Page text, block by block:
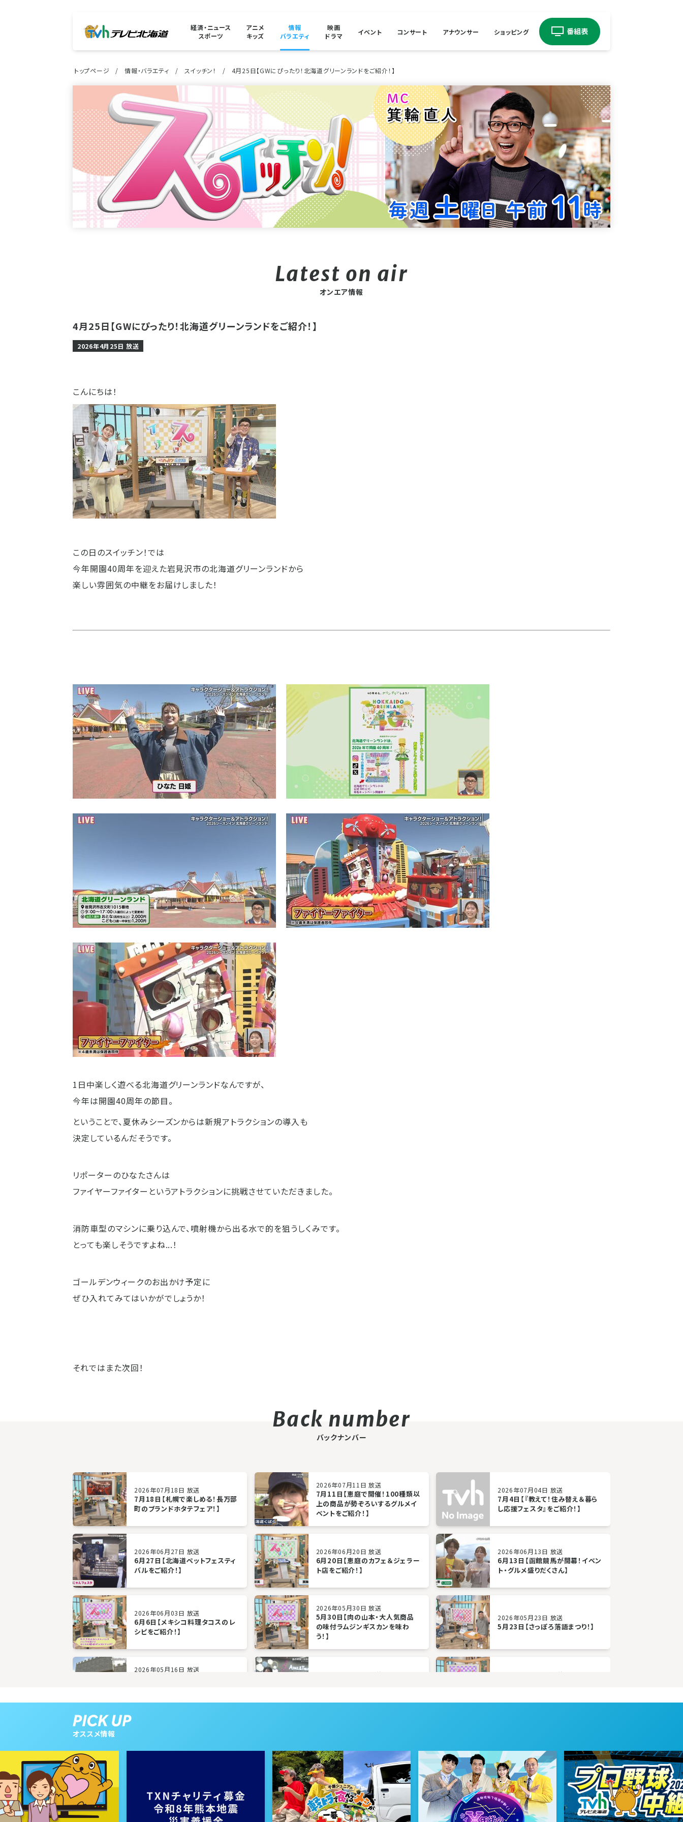
経済・ニュース
スポーツ
アニメ
キッズ
情報
バラエティ
映画
ドラマ
イベント コンサート アナウンサー ショッピング
トップページ 情報・バラエティ スイッチン！ 4月25日【GWにぴったり！北海道グリーンランドをご紹介！】
オンエア情報
4月25日【GWにぴったり！北海道グリーンランドをご紹介！】
2026年4月25日 放送
こんにちは！
この日のスイッチン！では
今年開園40周年を迎えた岩見沢市の北海道グリーンランドから
楽しい雰囲気の中継をお届けしました！
1日中楽しく遊べる北海道グリーンランドなんですが、
今年は開園40周年の節目。
ということで、夏休みシーズンからは新規アトラクションの導入も
決定しているんだそうです。
リポーターのひなたさんは
ファイヤーファイターというアトラクションに挑戦させていただきました。
消防車型のマシンに乗り込んで、噴射機から出る水で的を狙うしくみです。
とっても楽しそうですよね...！
ゴールデンウィークのお出かけ予定に
ぜひ入れてみてはいかがでしょうか！
それではまた次回！
バックナンバー
2026年07月18日 放送
7月18日【札幌で楽しめる！長万部
町のブランドホタテフェア！】
2026年07月11日 放送
7月11日【恵庭で開催！100種類以
上の商品が勢ぞろいするグルメイ
ベントをご紹介！】
2026年07月04日 放送
7月4日【『教えて！住み替え＆暮ら
し応援フェスタ』をご紹介！】
2026年06月27日 放送
6月27日【北海道ペットフェスティ
バルをご紹介！】
2026年06月20日 放送
6月20日【恵庭のカフェ＆ジェラー
ト店をご紹介！】
2026年06月13日 放送
6月13日【函館競馬が開幕！イベン
ト・グルメ盛りだくさん】
2026年06月03日 放送
6月6日【メキシコ料理タコスのレ
シピをご紹介！】
2026年05月30日 放送
5月30日【肉の山本・大人気商品
の味付ラムジンギスカンを味わ
う！】
2026年05月23日 放送
5月23日【さっぽろ落語まつり！】
2026年05月16日 放送
2026年05月09日 放送 2026年05月02日 放送
注目のTVｈ番組紹介！】
をご紹介＆新リポーター登場！】
2026年04月04日 放送
4月4日【北海道を飛び出し台湾
へ！注目イベントの様子をお届け】
2026年03月28日 放送
3月28日【サツエキエリアに、松尾
ジンギスカンの新店がオープン！】
2026年03月21日 放送
3月21日【札幌PARCOで開催中！
韓国トレンド満喫イベント！】
オススメ情報